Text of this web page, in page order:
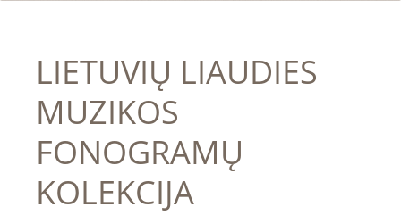
LIETUVIŲ LIAUDIES
MUZIKOS
FONOGRAMŲ
KOLEKCIJA